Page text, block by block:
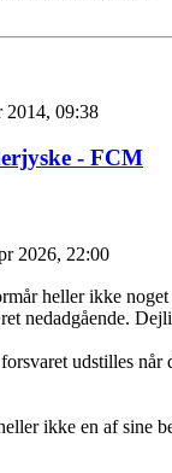
2014, 09:38
- FCM
2026, 22:00
heller ikke
nedadgående.
udstilles når
ikke en af sine